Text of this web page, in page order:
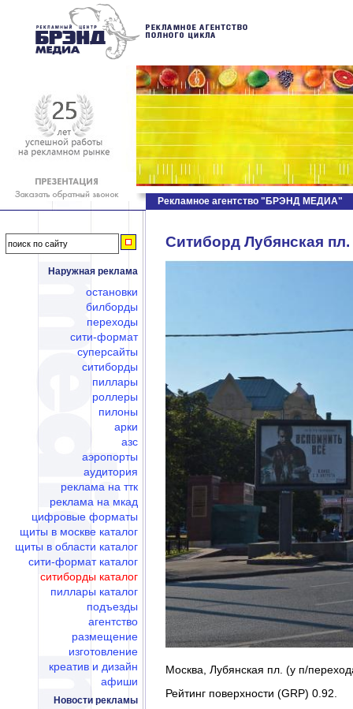
Наружная реклама
остановки
билборды
переходы
сити-формат
суперсайты
ситиборды
пиллары
роллеры
пилоны
арки
азс
аэропорты
аудитория
реклама на ттк
реклама на мкад
цифровые форматы
щиты в москве каталог
щиты в области каталог
сити-формат каталог
ситиборды каталог
пиллары каталог
подъезды
агентство
размещение
изготовление
креатив и дизайн
афиши
Новости рекламы
Рекламное агентство "БРЭНД МЕДИА"
Ситиборд Лубянская
Москва, Лубянская пл. (у п/
Рейтинг поверхности (GRP) 0.92.